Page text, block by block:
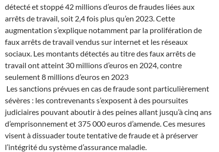
détecté et stoppé 42 millions d’euros de fraudes liées aux
arrêts de travail, soit 2,4 fois plus qu’en 2023. Cette
augmentation s’explique notamment par la prolifération de
faux arrêts de travail vendus sur internet et les réseaux
sociaux. Les montants détectés au titre des faux arrêts de
travail ont atteint 30 millions d’euros en 2024, contre
seulement 8 millions d’euros en 2023
Les sanctions prévues en cas de fraude sont particulièrement
sévères : les contrevenants s’exposent à des poursuites
judiciaires pouvant aboutir à des peines allant jusqu’à cinq ans
d’emprisonnement et 375 000 euros d’amende. Ces mesures
visent à dissuader toute tentative de fraude et à préserver
l’intégrité du système d’assurance maladie.